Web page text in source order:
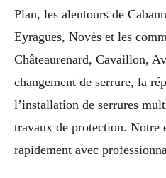
Plan, les alentours de
Eyragues, Novès et les
Châteaurenard, Cavaillon,
changement de serrure, la
l’installation de serrures
travaux de protection. Notre
rapidement avec